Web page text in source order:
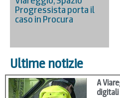
Progressista porta il
caso in Procura
Ultime notizie
A
digitali